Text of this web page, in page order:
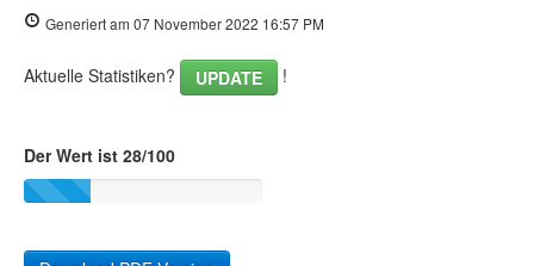
Generiert am 07 November 2022 16:57 PM
Aktuelle Statistiken? UPDATE !
Der Wert ist 28/100